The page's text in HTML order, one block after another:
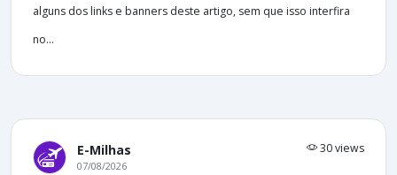
alguns dos links e banners deste artigo, sem que isso interfira
no...
E-Milhas 30 views
07/08/2026